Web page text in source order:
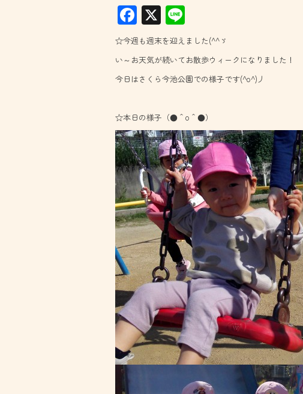
F
ac
e
b
o
ok
X
ne
☆今週も週末を迎えました(^^ゞ
い～お天気が続いてお散歩ウィークになりました！
今日はさくら今池公園での様子です(^o^)丿
☆本日の様子（●＾o＾●）